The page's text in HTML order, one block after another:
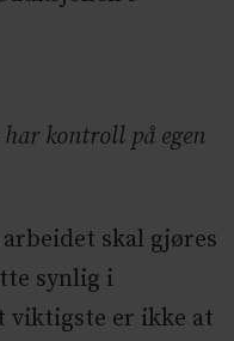
har kontroll på egen
skal gjøres
synlig i
viktigste er ikke at